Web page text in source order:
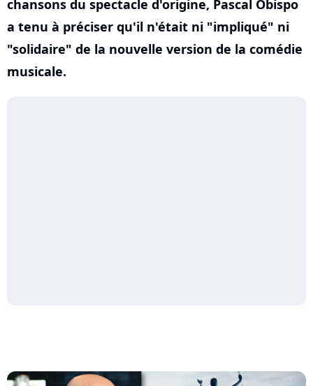
chansons du spectacle d'origine, Pascal Obispo
a tenu à préciser qu'il n'était ni "impliqué" ni
"solidaire" de la nouvelle version de la comédie
musicale.